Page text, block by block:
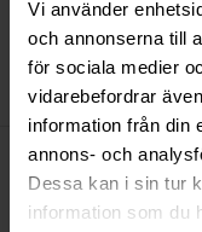
Vi använder
och annonserna till
för sociala medier
vidarebefordrar
information från din
annons- och
Dessa kan i sin tur
information som du
Bezahle
30 Tage
Art number:20151
Panzerglas für iPad 9.7 6th
Geeignet für: